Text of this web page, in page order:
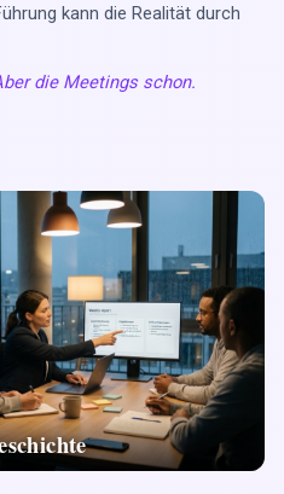
kann die Realität durch
die Meetings schon.